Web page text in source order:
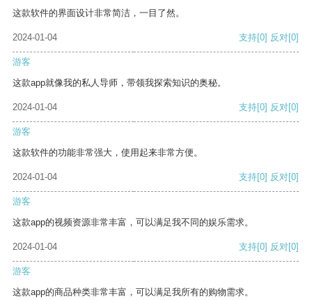
这款软件的界面设计非常简洁，一目了然。
2024-01-04 支持[0] 反对[0]
游客
这款app就像我的私人导师，带领我探索知识的奥秘。
2024-01-04 支持[0] 反对[0]
游客
这款软件的功能非常强大，使用起来非常方便。
2024-01-04 支持[0] 反对[0]
游客
这款app的视频资源非常丰富，可以满足我不同的娱乐需求。
2024-01-04 支持[0] 反对[0]
游客
这款app的商品种类非常丰富，可以满足我所有的购物需求。